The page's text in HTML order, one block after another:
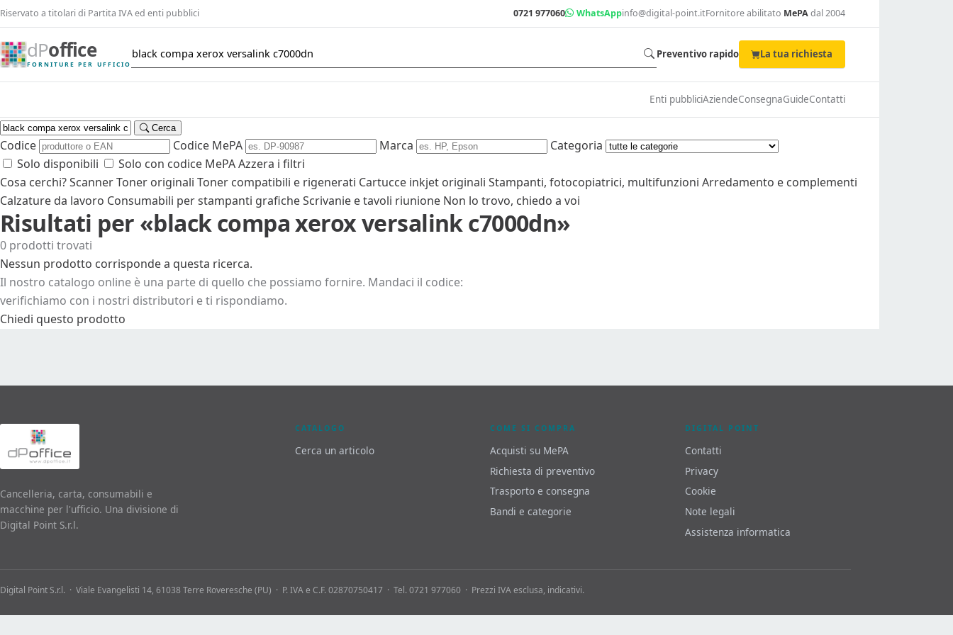
Riservato a titolari di Partita IVA ed enti pubblici 0721 977060 WhatsAppinfo@digital-point.itFornitore abilitato MePAdal 2004
dPoffice
FORNITURE PER UFFICIO
Preventivo rapido La tua richiesta
Enti pubbliciAziendeConsegnaGuideContatti
Cerca
Codice Codice MePA Marca
Categoria
Solo disponibili
Solo con codice MePAAzzera i filtri
Cosa cerchi?ScannerToner originali Toner compatibili e rigenerati Cartucce inkjet originali Stampanti, fotocopiatrici, multifunzioni Arredamento e complementi
Calzature da lavoro Consumabili per stampanti graficheScrivanie e tavoli riunione Non lo trovo, chiedo a voi
Risultati per «black compa xerox versalink c7000dn»
0 prodotti trovati
Nessun prodotto corrisponde a questa ricerca.
Il nostro catalogo online è una parte di quello che possiamo fornire. Mandaci il codice:
verifichiamo con i nostri distributori e ti rispondiamo.
Chiedi questo prodotto
Cancelleria, carta, consumabili e
macchine per l'ufficio. Una divisione di
Digital Point S.r.l.
CATALOGO
Cerca un articolo
COME SI COMPRA
Acquisti su MePA
Richiesta di preventivo
Trasporto e consegna
Bandi e categorie
DIGITAL POINT
Contatti
Privacy
Cookie
Note legali
Assistenza informatica
Digital Point S.r.l. · Viale Evangelisti 14, 61038 Terre Roveresche (PU) · P. IVA e C.F. 02870750417 · Tel. 0721 977060 · Prezzi IVA esclusa, indicativi.